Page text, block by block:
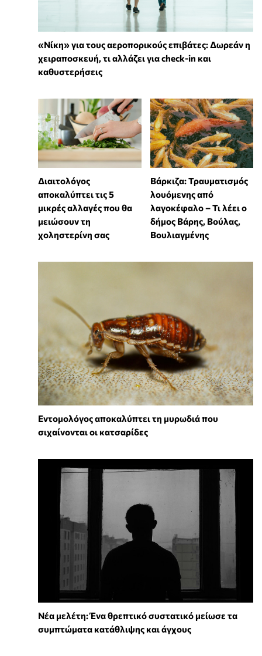
«Νίκη» για τους αεροπορικούς επιβάτες: Δωρεάν η
χειραποσκευή, τι αλλάζει για check-in και
καθυστερήσεις
Διαιτολόγος
αποκαλύπτει τις 5
μικρές αλλαγές που θα
μειώσουν τη
χοληστερίνη σας
Βάρκιζα: Τραυματισμός
λουόμενης από
λαγοκέφαλο – Τι λέει ο
δήμος Βάρης, Βούλας,
Βουλιαγμένης
Εντομολόγος αποκαλύπτει τη μυρωδιά που
σιχαίνονται οι κατσαρίδες
Νέα μελέτη: Ένα θρεπτικό συστατικό μείωσε τα
συμπτώματα κατάθλιψης και άγχους